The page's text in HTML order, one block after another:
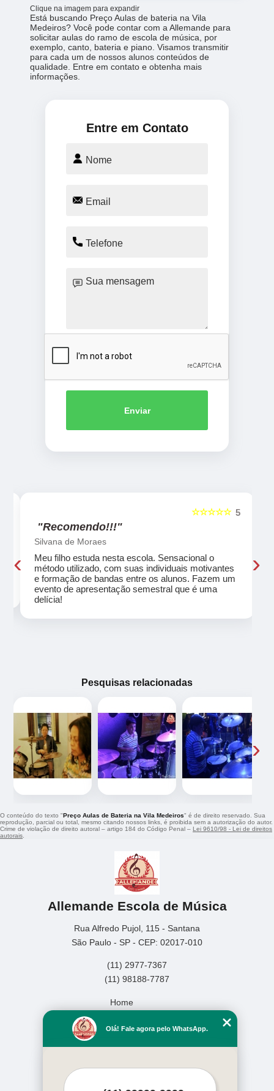
Clique na imagem para expandir
Está buscando Preço Aulas de bateria na Vila
Medeiros? Você pode contar com a Allemande para
solicitar aulas do ramo de escola de música, por
exemplo, canto, bateria e piano. Visamos transmitir
para cada um de nossos alunos conteúdos de
qualidade. Entre em contato e obtenha mais
informações.
Entre em Contato
Enviar
5
☆☆☆☆☆
"Recomendo!!!"
Silvana de Moraes
Meu filho estuda nesta escola. Sensacional o
método utilizado, com suas individuais motivantes
e formação de bandas entre os alunos. Fazem um
evento de apresentação semestral que é uma
delícia!
‹ ›
Pesquisas relacionadas
‹ ›
O conteúdo do texto "Preço Aulas de Bateria na Vila Medeiros" é de direito reservado. Sua
reprodução, parcial ou total, mesmo citando nossos links, é proibida sem a autorização do autor.
Crime de violação de direito autoral – artigo 184 do Código Penal – Lei 9610/98 - Lei de direitos
autorais
Allemande Escola de Música
Rua Alfredo Pujol, 115 - Santana
São Paulo - SP - CEP: 02017-010
(11) 2977-7367
(11) 98188-7787
Home
Missão
Serviços
Mais Serviços
Olá! Fale agora pelo WhatsApp.